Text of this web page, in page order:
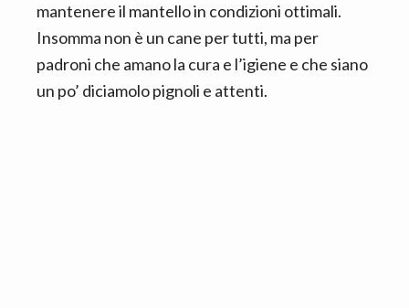
mantenere il mantello in condizioni ottimali.
Insomma non è un cane per tutti, ma per
padroni che amano la cura e l’igiene e che siano
un po’ diciamolo pignoli e attenti.